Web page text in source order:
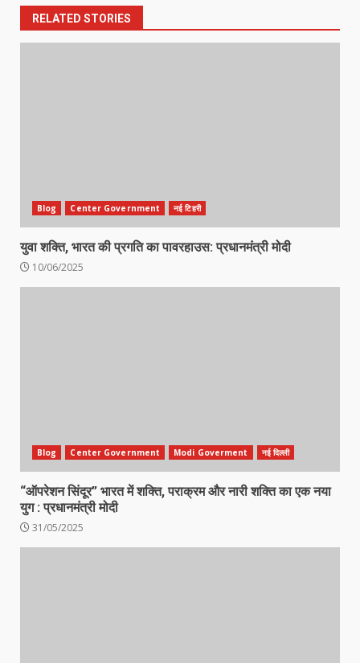
RELATED STORIES
Blog Center Government नई टिहरी
युवा शक्ति, भारत की प्रगति का पावरहाउस: प्रधानमंत्री मोदी
10/06/2025
Blog Center Government Modi Goverment नई दिल्ली
“ऑपरेशन सिंदूर” भारत में शक्ति, पराक्रम और नारी शक्ति का एक नया
युग : प्रधानमंत्री मोदी
31/05/2025